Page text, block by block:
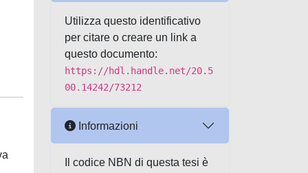
Utilizza questo identificativo
per citare o creare un link a
questo documento:
https://hdl.handle.net/20.5
00.14242/73212
Informazioni
Il codice NBN di questa tesi è